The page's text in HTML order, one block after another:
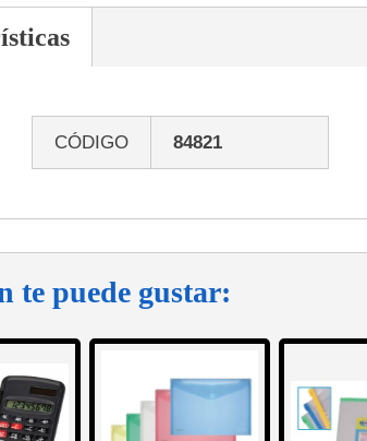
CÓDIGO 84821
te puede gustar: